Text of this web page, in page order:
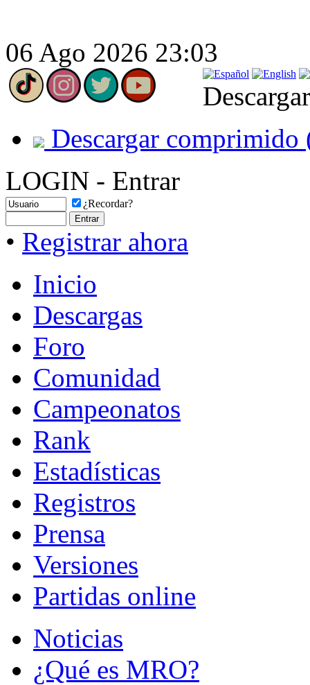
06 Ago 2026 23:03
Descargar comprimido
LOGIN - Entrar
¿Recordar?
• Registrar ahora
Inicio
Descargas
Foro
Comunidad
Campeonatos
Rank
Estadísticas
Registros
Prensa
Versiones
Partidas online
Noticias
¿Qué es MRO?